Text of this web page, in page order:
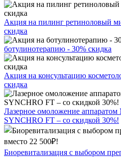
Акция на пилинг ретиноловый
скидка
ботулинотерапию - 30% скидка
Акция на консультацию
скидка
Лазерное омоложение
SYNCHRO FT – со скидкой 30%!
Биоревитализация с выбором